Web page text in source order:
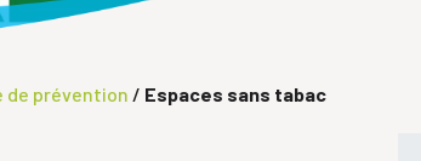
de prévention / Espaces sans tabac